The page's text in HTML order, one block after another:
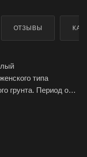
ОТЗЫВЫ
типа
грунта. Период от
Боковые